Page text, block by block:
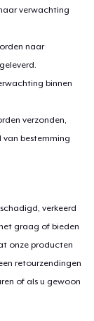
verwachting
naar
binnen
verzonden,
bestemming
verkeerd
graag of bieden
onze producten
retourzendingen
of als u gewoon